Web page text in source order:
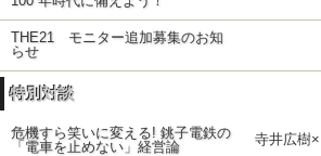
THE21 モニター追加募集のお知
らせ
特別対談
危機すら笑いに変える! 銚子電鉄の
「電車を止めない」経営論
寺井広樹